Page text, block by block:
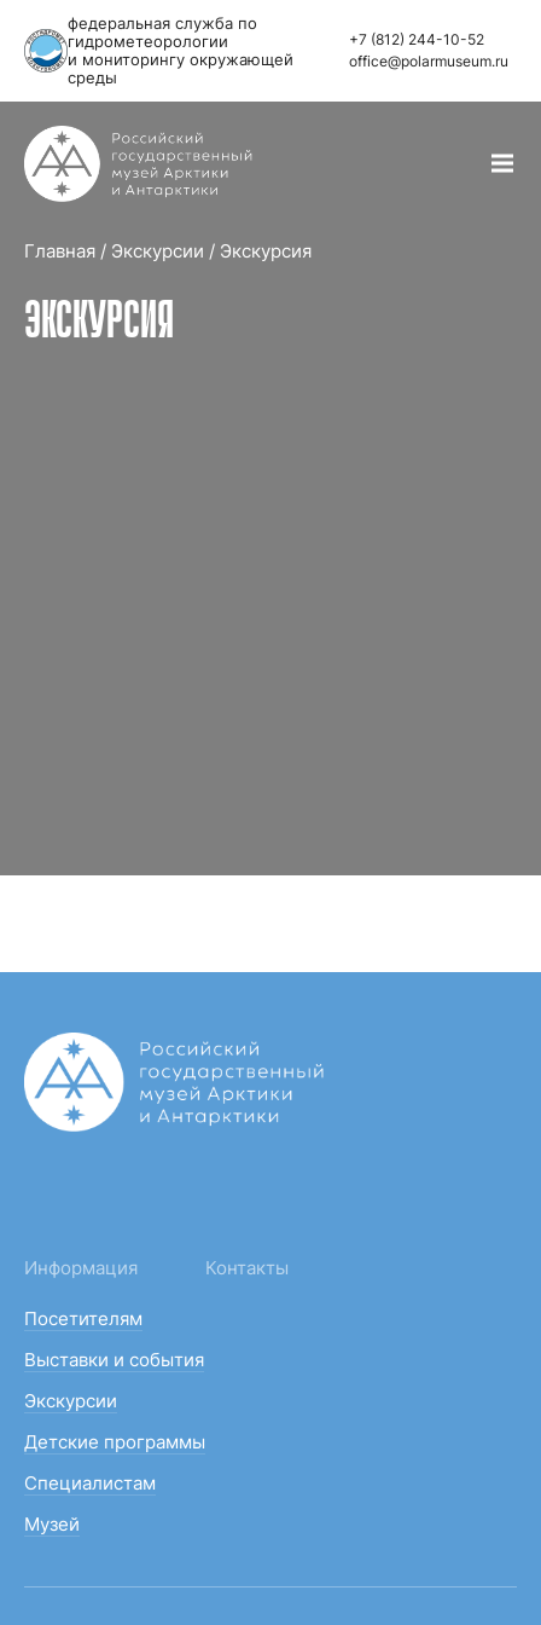
федеральная служба по
гидрометеорологии
и мониторингу окружающей
среды
+7 (812) 244-10-52
office@polarmuseum.ru
Главная / Экскурсии / Экскурсия
ЭКСКУРСИЯ
Информация
Посетителям
Выставки и события
Экскурсии
Детские программы
Специалистам
Музей
Контакты